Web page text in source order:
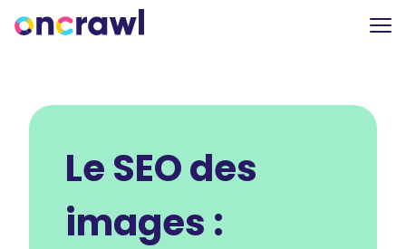
Le SEO des
images :